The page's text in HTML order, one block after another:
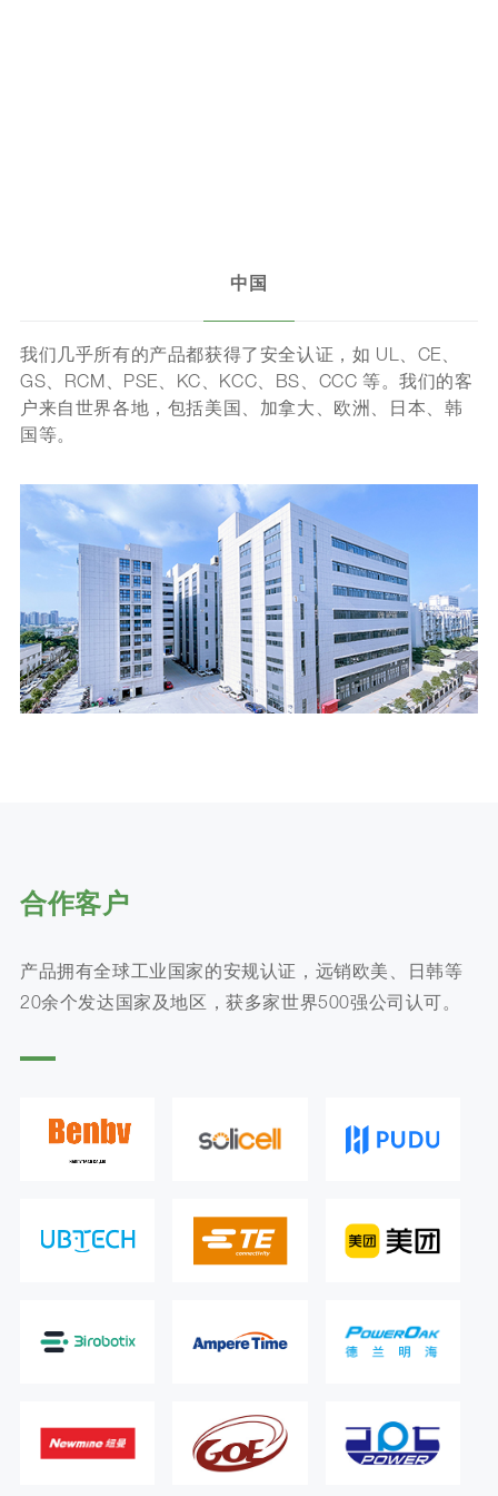
中国
我们几乎所有的产品都获得了安全认证，如 UL、CE、
GS、RCM、PSE、KC、KCC、BS、CCC 等。我们的客
户来自世界各地，包括美国、加拿大、欧洲、日本、韩
国等。
合作客户
产品拥有全球工业国家的安规认证，远销欧美、日韩等
20余个发达国家及地区，获多家世界500强公司认可。